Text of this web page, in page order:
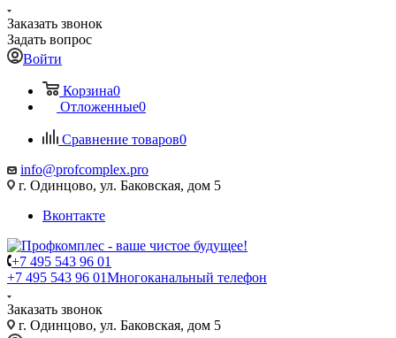
Заказать звонок
Задать вопрос
Войти
Корзина0
Отложенные0
Сравнение товаров0
info@profcomplex.pro
г. Одинцово, ул. Баковская, дом 5
Вконтакте
+7 495 543 96 01
+7 495 543 96 01Многоканальный телефон
Заказать звонок
г. Одинцово, ул. Баковская, дом 5